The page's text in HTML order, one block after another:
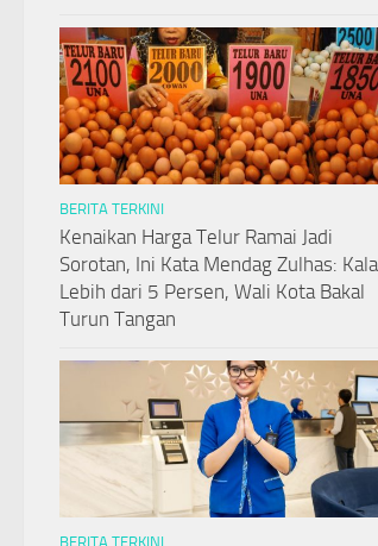
BERITA TERKINI
Kenaikan Harga Telur Ramai Jadi
Sorotan, Ini Kata Mendag Zulhas:
Lebih dari 5 Persen, Wali Kota Bakal
Turun Tangan
BERITA TERKINI